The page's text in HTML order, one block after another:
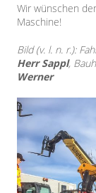
Wir wünschen
Maschine!
Bild (v. l. n. r.):
Herr Sappl,
Werner